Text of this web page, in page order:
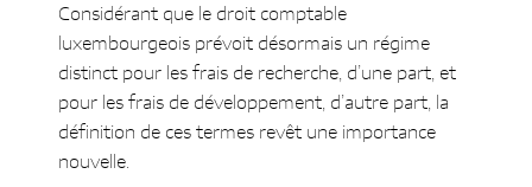
Considérant que le droit comptable
luxembourgeois prévoit désormais un régime
distinct pour les frais de recherche, d’une part, et
pour les frais de développement, d’autre part, la
définition de ces termes revêt une importance
nouvelle.